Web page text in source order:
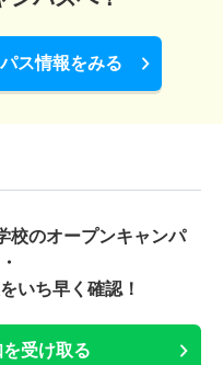
ス情報をみる
校のオープンキャンパ
いち早く確認！
受け取る